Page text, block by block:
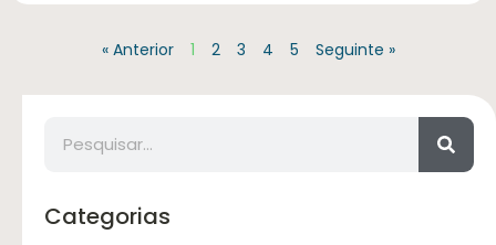
« Anterior 1 2 3 4 5 Seguinte »
Categorias